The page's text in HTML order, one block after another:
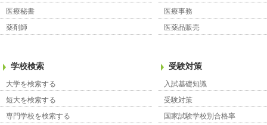
医療秘書
医療事務
薬剤師
医薬品販売
学校検索
大学を検索する
短大を検索する
専門学校を検索する
受験対策
入試基礎知識
受験対策
国家試験学校別合格率